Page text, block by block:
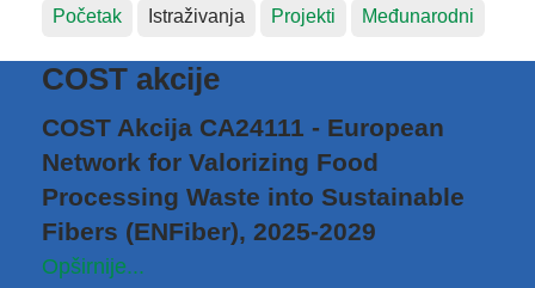
Početak Istraživanja Projekti Međunarodni
COST akcije
COST Akcija CA24111 - European
Network for Valorizing Food
Processing Waste into Sustainable
Fibers (ENFiber), 2025-2029
Opširnije...